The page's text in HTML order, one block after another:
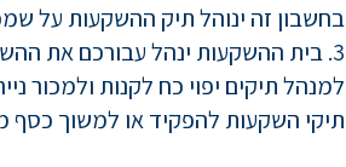
בחשבון זה ינוהל תיק ההשקעות על
3. בית ההשקעות ינהל עבורכם את
למנהל תיקים יפוי כח לקנות ולמכור
תיקי השקעות להפקיד או למשוך כסף